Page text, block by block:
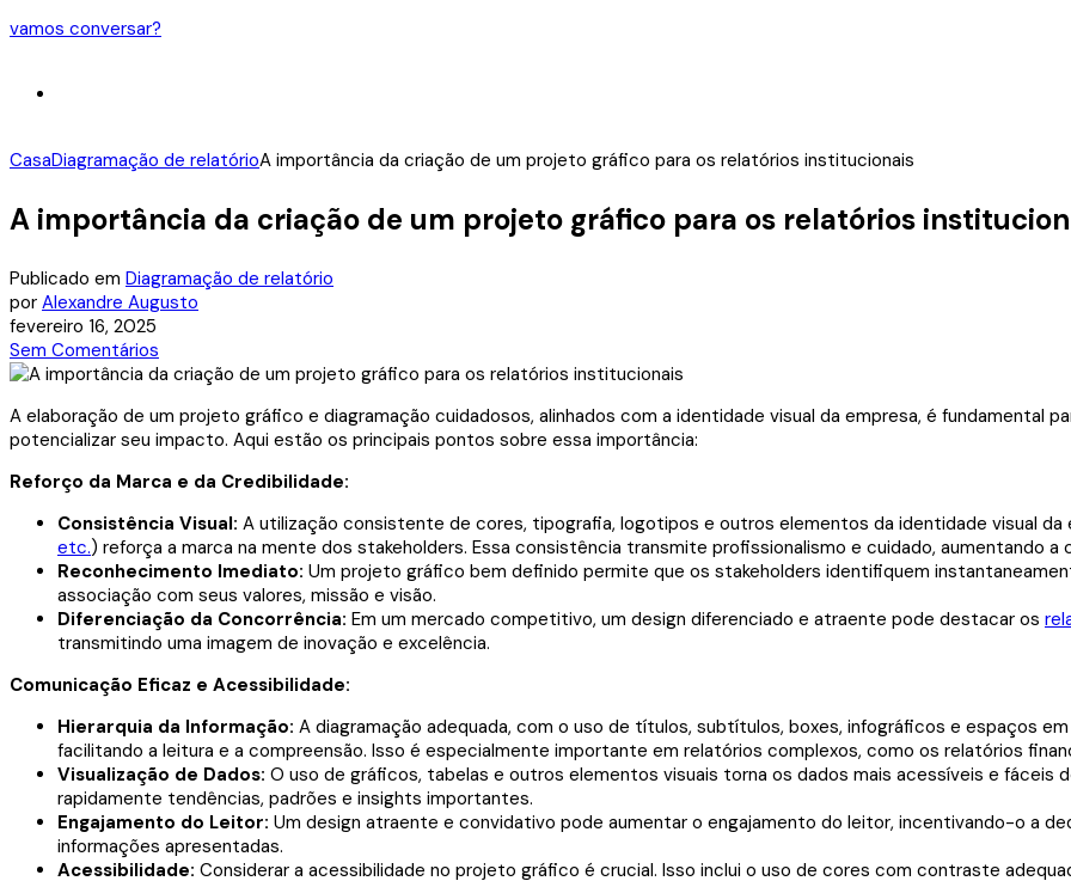
vamos conversar?
CasaDiagramação de relatórioA importância da criação de um projeto gráfico para os relatórios institucionais
A importância da criação de um projeto gráfico para os relatórios
Publicado em Diagramação de relatório
por Alexandre Augusto
fevereiro 16, 2025
Sem Comentários
A elaboração de um projeto gráfico e diagramação cuidadosos, alinhados com a identidade visual da empresa, é fundamental
potencializar seu impacto. Aqui estão os principais pontos sobre essa importância:
Reforço da Marca e da Credibilidade:
Consistência Visual: A utilização consistente de cores, tipografia, logotipos e outros elementos da identidade visual
etc.) reforça a marca na mente dos stakeholders. Essa consistência transmite profissionalismo e cuidado, aumentando
Reconhecimento Imediato: Um projeto gráfico bem definido permite que os stakeholders identifiquem
associação com seus valores, missão e visão.
Diferenciação da Concorrência: Em um mercado competitivo, um design diferenciado e atraente pode destacar os
transmitindo uma imagem de inovação e excelência.
Comunicação Eficaz e Acessibilidade:
Hierarquia da Informação: A diagramação adequada, com o uso de títulos, subtítulos, boxes, infográficos e espaços
facilitando a leitura e a compreensão. Isso é especialmente importante em relatórios complexos, como os relatórios
Visualização de Dados: O uso de gráficos, tabelas e outros elementos visuais torna os dados mais acessíveis e
rapidamente tendências, padrões e insights importantes.
Engajamento do Leitor: Um design atraente e convidativo pode aumentar o engajamento do leitor, incentivando-o a
informações apresentadas.
Acessibilidade: Considerar a acessibilidade no projeto gráfico é crucial. Isso inclui o uso de cores com contraste